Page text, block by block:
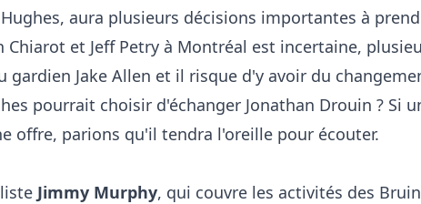
aura plusieurs décisions importantes à
Chiarot et Jeff Petry à Montréal est incertaine,
gardien Jake Allen et il risque d'y avoir du
pourrait choisir d'échanger Jonathan Drouin ? Si
offre, parions qu'il tendra l'oreille pour écouter.
Jimmy Murphy, qui couvre les activités des